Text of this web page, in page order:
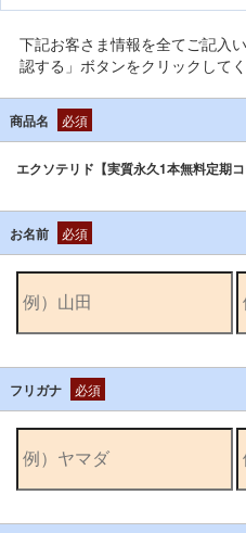
下記お客さま情報を全てご記入
認する」ボタンをクリックしてく
商品名 必須
エクソテリド【実質永久1本無料定期
お名前 必須
フリガナ 必須